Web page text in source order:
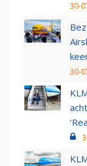
30-
30-